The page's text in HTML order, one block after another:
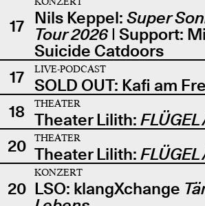
17 Nils Keppel: Super
Tour 2026| Support:
Suicide Catdoors
17
LIVE-PODCAST
SOLD OUT: Kafi am
18
THEATER
Theater Lilith:
20
THEATER
Theater Lilith:
20
KONZERT
LSO: klangXchange